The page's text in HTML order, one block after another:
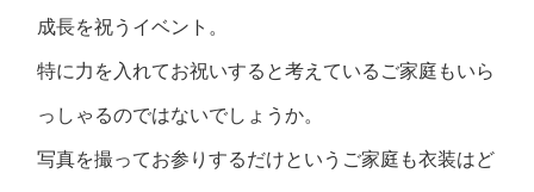
成長を祝うイベント。
特に力を入れてお祝いすると考えているご家庭もいら
っしゃるのではないでしょうか。
写真を撮ってお参りするだけというご家庭も衣装はど